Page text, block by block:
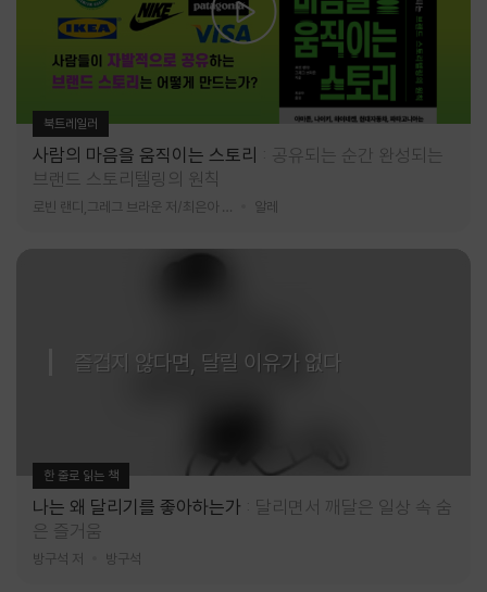
북트레일러
사람의 마음을 움직이는 스토리
공유되는 순간 완성되는
브랜드 스토리텔링의 원칙
알레
즐겁지 않다면, 달릴 이유가 없다
한 줄로 읽는 책
나는 왜 달리기를 좋아하는가
달리면서 깨달은 일상 속 숨
은 즐거움
방구석 저 방구석